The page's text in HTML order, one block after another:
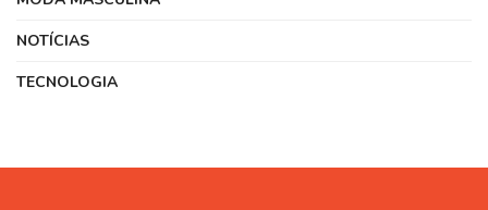
NOTÍCIAS
TECNOLOGIA